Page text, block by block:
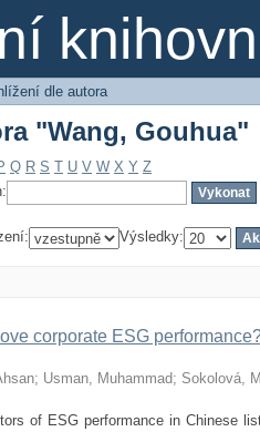
"Wang, Gouhua"
dle autora
"Wang, Gouhua"
Q R S T U V W X Y Z
Výsledky:
corporate ESG
; Usman, Muhammad; Sokolová,
of ESG performance in Chinese